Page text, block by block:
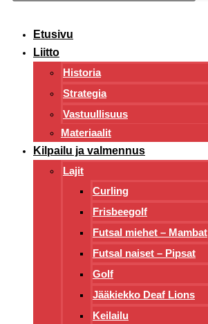
Etusivu
Liitto
Historia
Strategia
Vastuullisuus
Materiaalit
Kilpailu ja valmennus
Lajit
Curling
Frisbeegolf
Futsal miehet – Mambat
Futsal naiset – Pipsat
Golf
Jääkiekko Deaf Lions
Keilailu